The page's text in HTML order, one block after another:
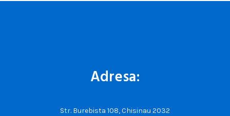
Adresa:
Str. Burebista 108, Chisinau 2032